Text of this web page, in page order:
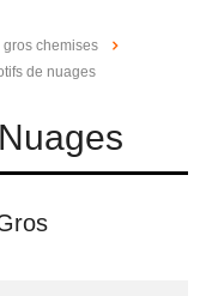
gros chemises
de nuages